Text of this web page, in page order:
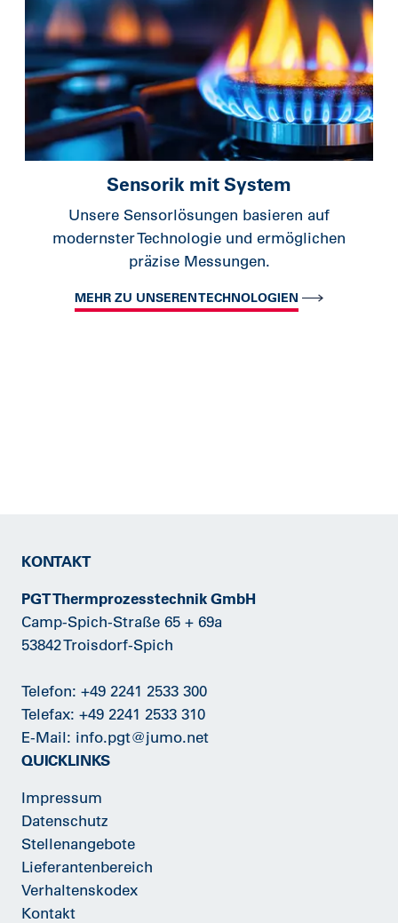
Sensorik mit System
Unsere Sensorlösungen basieren auf
modernster Technologie und ermöglichen
präzise Messungen.
MEHR ZU UNSEREN TECHNOLOGIEN
KONTAKT
PGT Thermprozesstechnik GmbH
Camp-Spich-Straße 65 + 69a
53842 Troisdorf-Spich
Telefon: +49 2241 2533 300
Telefax: +49 2241 2533 310
E-Mail: info.pgt@jumo.net
QUICKLINKS
Impressum
Datenschutz
Stellenangebote
Lieferantenbereich
Verhaltenskodex
Kontakt